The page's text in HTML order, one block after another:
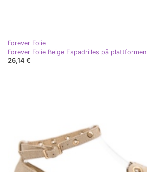
Forever Folie
Forever Folie Beige Espadrilles på plattformen
26,14 €